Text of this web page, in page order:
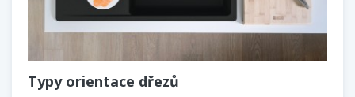
Typy orientace dřezů